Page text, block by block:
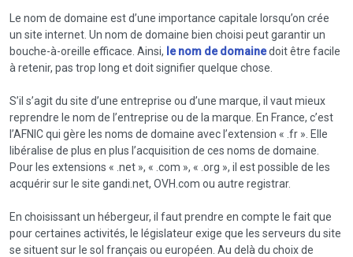
Le nom de domaine est d’une importance capitale lorsqu’on crée
un site internet. Un nom de domaine bien choisi peut garantir un
bouche-à-oreille efficace. Ainsi, le nom de domainedoit être facile
à retenir, pas trop long et doit signifier quelque chose.
S’il s’agit du site d’une entreprise ou d’une marque, il vaut mieux
reprendre le nom de l’entreprise ou de la marque. En France, c’est
l’AFNIC qui gère les noms de domaine avec l’extension « .fr ». Elle
libéralise de plus en plus l’acquisition de ces noms de domaine.
Pour les extensions « .net », « .com », « .org », il est possible de les
acquérir sur le site gandi.net, OVH.com ou autre registrar.
En choisissant un hébergeur, il faut prendre en compte le fait que
pour certaines activités, le législateur exige que les serveurs du site
se situent sur le sol français ou européen. Au delà du choix de